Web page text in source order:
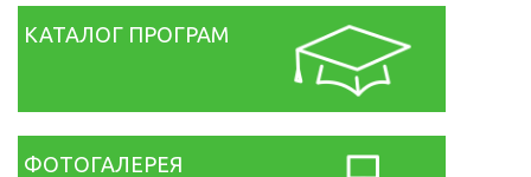
КАТАЛОГ ПРОГРАМ
ФОТОГАЛЕРЕЯ